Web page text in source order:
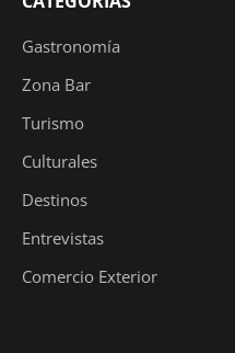
Gastronomía
Zona Bar
Turismo
Culturales
Destinos
Entrevistas
Comercio Exterior